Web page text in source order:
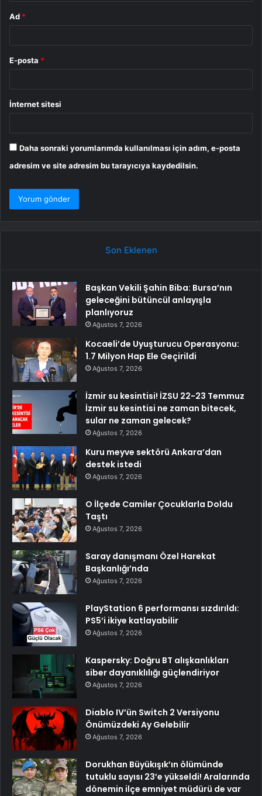
Ad *
E-posta *
İnternet sitesi
Daha sonraki yorumlarımda kullanılması için adım, e-posta
adresim ve site adresim bu tarayıcıya kaydedilsin.
Son Eklenen
Başkan Vekili Şahin Biba: Bursa’nın
geleceğini bütüncül anlayışla
planlıyoruz
Ağustos 7, 2026
Kocaeli’de Uyuşturucu Operasyonu:
1.7 Milyon Hap Ele Geçirildi
Ağustos 7, 2026
İzmir su kesintisi! İZSU 22-23 Temmuz
İzmir su kesintisi ne zaman bitecek,
sular ne zaman gelecek?
Ağustos 7, 2026
Kuru meyve sektörü Ankara’dan
destek istedi
Ağustos 7, 2026
O İlçede Camiler Çocuklarla Doldu
Taştı
Ağustos 7, 2026
Saray danışmanı Özel Harekat
Başkanlığı’nda
Ağustos 7, 2026
PlayStation 6 performansı sızdırıldı:
PS5’i ikiye katlayabilir
Ağustos 7, 2026
Kaspersky: Doğru BT alışkanlıkları
siber dayanıklılığı güçlendiriyor
Ağustos 7, 2026
Diablo IV’ün Switch 2 Versiyonu
Önümüzdeki Ay Gelebilir
Ağustos 7, 2026
Dorukhan Büyükışık’ın ölümünde
tutuklu sayısı 23’e yükseldi! Aralarında
dönemin ilçe emniyet müdürü de var